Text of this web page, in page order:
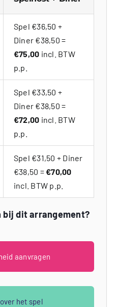
Spel €36,50 +
Diner €38,50 =
€75,00 incl. BTW
p.p.
Spel €33,50 +
Diner €38,50 =
€72,00 incl. BTW
p.p.
Spel €31,50 + Diner
€38,50 =€70,00
incl. BTW p.p.
bij dit arrangement?
aanvragen
het spel